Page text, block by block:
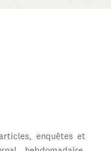
enquêtes et